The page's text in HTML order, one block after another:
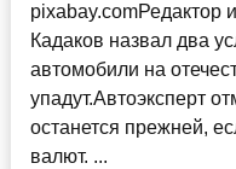
pixabay.comРедактор
Кадаков назвал два
автомобили на
упадут.Автоэксперт
останется прежней,
валют. ...